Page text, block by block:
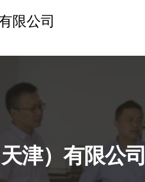
限公司
津）有限公司